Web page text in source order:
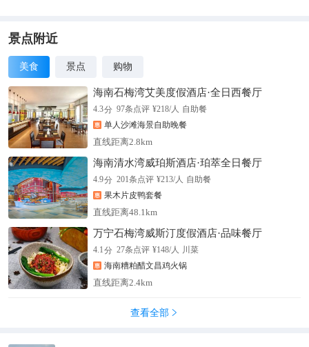
景点附近
美食 景点 购物
海南石梅湾艾美度假酒店·全日西餐厅
4.3分 97条点评 ¥218/人 自助餐
单人沙滩海景自助晚餐
直线距离2.8km
海南清水湾威珀斯酒店·珀萃全日餐厅
4.9分 201条点评 ¥213/人 自助餐
果木片皮鸭套餐
直线距离48.1km
万宁石梅湾威斯汀度假酒店·品味餐厅
4.1分 27条点评 ¥148/人 川菜
海南糟粕醋文昌鸡火锅
直线距离2.4km
查看全部 